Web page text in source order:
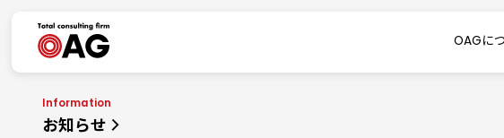
OAGに
お知らせ